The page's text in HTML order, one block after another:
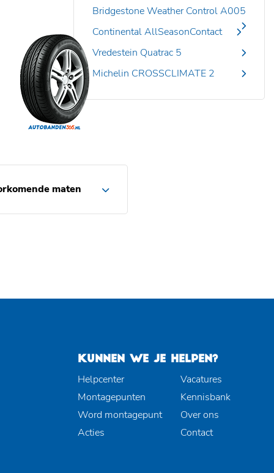
Bridgestone Weather Control A005
Continental AllSeasonContact
Vredestein Quatrac 5
Michelin CROSSCLIMATE 2
maten
KUNNEN WE JE HELPEN?
Helpcenter
Montagepunten
Word montagepunt
Acties
Vacatures
Kennisbank
Over ons
Contact